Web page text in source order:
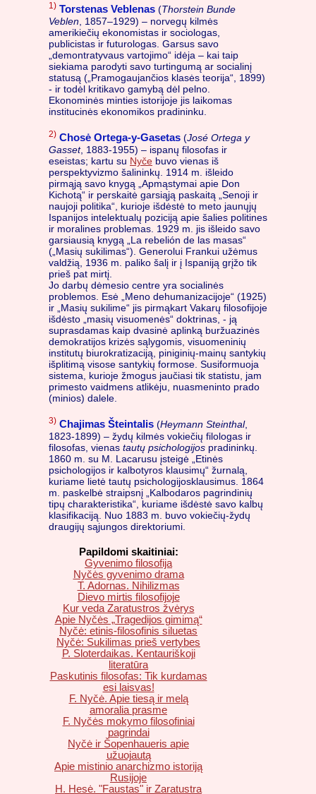
1) Torstenas Veblenas (Thorstein Bunde
Veblen , 1857–1929) – norvegų kilmės
amerikiečių ekonomistas ir sociologas,
publicistas ir futurologas. Garsus savo
„demontratyvaus vartojimo“ idėja – kai taip
siekiama parodyti savo turtingumą ar socialinį
statusą („Pramogaujančios klasės teorija“, 1899)
- ir todėl kritikavo gamybą dėl pelno.
Ekonominės minties istorijoje jis laikomas
institucinės ekonomikos pradininku.
2) Chosė Ortega-y-Gasetas (José Ortega y
Gasset, 1883-1955) – ispanų filosofas ir
eseistas; kartu su Nyče buvo vienas iš
perspektyvizmo šalininkų. 1914 m. išleido
pirmąją savo knygą „Apmąstymai apie Don
Kichotą“ ir perskaitė garsiąją paskaitą „Senoji ir
naujoji politika“, kurioje išdėstė to meto jaunųjų
Ispanijos intelektualų poziciją apie šalies politines
ir moralines problemas. 1929 m. jis išleido savo
garsiausią knygą „La rebelión de las masas“
(„Masių sukilimas“). Generolui Frankui užėmus
valdžią, 1936 m. paliko šalį ir į Ispaniją grįžo tik
prieš pat mirtį.
Jo darbų dėmesio centre yra socialinės
problemos. Esė „Meno dehumanizacijoje“ (1925)
ir „Masių sukilime“ jis pirmąkart Vakarų filosofijoje
išdėsto „masių visuomenės“ doktrinas, - ją
suprasdamas kaip dvasinė aplinką buržuazinės
demokratijos krizės sąlygomis, visuomeninių
institutų biurokratizaciją, piniginių-mainų santykių
išplitimą visose santykių formose. Susiformuoja
sistema, kurioje žmogus jaučiasi tik statistu, jam
primesto vaidmens atlikėju, nuasmeninto prado
(minios) dalele.
3) Chajimas Šteintalis (Heymann Steinthal,
1823-1899) – žydų kilmės vokiečių filologas ir
filosofas, vienas tautų psichologijos pradininkų.
1860 m. su M. Lacarusu įsteigė „Etinės
psichologijos ir kalbotyros klausimų“ žurnalą,
kuriame lietė tautų psichologijosklausimus. 1864
m. paskelbė straipsnį „Kalbodaros pagrindinių
tipų charakteristika“, kuriame išdėstė savo kalbų
klasifikaciją. Nuo 1883 m. buvo vokiečių-žydų
draugijų sąjungos direktoriumi.
Papildomi skaitiniai:
Gyvenimo filosofija
Nyčės gyvenimo drama
T. Adornas. Nihilizmas
Dievo mirtis filosofijoje
Kur veda Zaratustros žvėrys
Apie Nyčės „Tragedijos gimimą“
Nyčė: etinis-filosofinis siluetas
Nyčė: Sukilimas prieš vertybes
P. Sloterdaikas. Kentauriškoji
literatūra
Paskutinis filosofas: Tik kurdamas
esi laisvas!
F. Nyčė. Apie tiesą ir melą
amoralia prasme
F. Nyčės mokymo filosofiniai
pagrindai
Nyčė ir Šopenhaueris apie
užuojautą
Apie mistinio anarchizmo istoriją
Rusijoje
H. Hesė. "Faustas" ir Zaratustra